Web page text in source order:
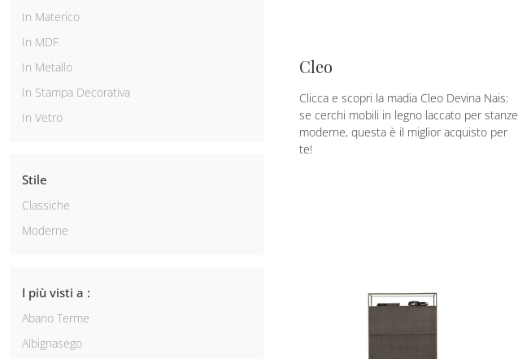
In Materico
In MDF
In Metallo
In Stampa Decorativa
In Vetro
Stile
Classiche
Moderne
I più visti a :
Abano Terme
Albignasego
Cleo
Clicca e scopri la madia Cleo Devina Nais:
se cerchi mobili in legno laccato per stanze
moderne, questa è il miglior acquisto per
te!